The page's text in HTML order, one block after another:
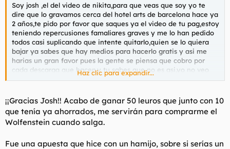
Soy josh ,el del video de nikita,para que veas que soy yo te
dire que lo gravamos cerca del hotel arts de barcelona hace ya
2 años,te pido por favor que saques ya el video de tu pag,estoy
teniendo repercusiones famaliares graves y me lo han pedido
todos casi suplicando que intente quitarlo,quien se lo quiera
bajar ya sabes que hay medios para hacerlo gratis y asi me
harias un gran favor pues la gente se piensa que cobro por
cada descarga que hacen,y tu sabes que no es asi,yo no veo
nada,lo hice en su momento por la gracia del morbo de verme
haras lo posible por ayudarme,muchas gracias y te deseo
todos los exitos del mundo,un abrazo
Haz clic para expandir...
¡¡Gracias Josh!! Acabo de ganar 50 leuros que junto con 10
que tenía ya ahorrados, me servirán para comprarme el
Wolfenstein cuando salga.
Fue una apuesta que hice con un hamijo, sobre si serías un